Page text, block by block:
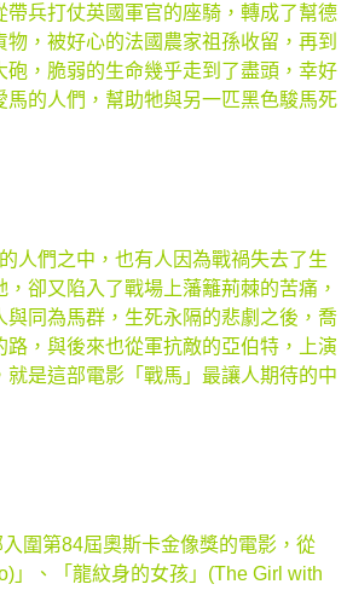
帶兵打仗英國軍官的座騎，轉成了幫德
，被好心的法國農家祖孫收留，再到
砲，脆弱的生命幾乎走到了盡頭，幸好
馬的人們，幫助牠與另一匹黑色駿馬死
們之中，也有人因為戰禍失去了生
卻又陷入了戰場上藩籬荊棘的苦痛，
與同為馬群，生死永隔的悲劇之後，喬
路，與後來也從軍抗敵的亞伯特，上演
就是這部電影「戰馬」最讓人期待的中
圍第84屆奧斯卡金像獎的電影，從
」、「龍紋身的女孩」(The Girl with